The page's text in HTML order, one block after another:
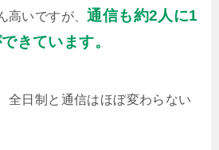
高いですが、通信も約2人に1
きています。
全日制と通信はほぼ変わらない